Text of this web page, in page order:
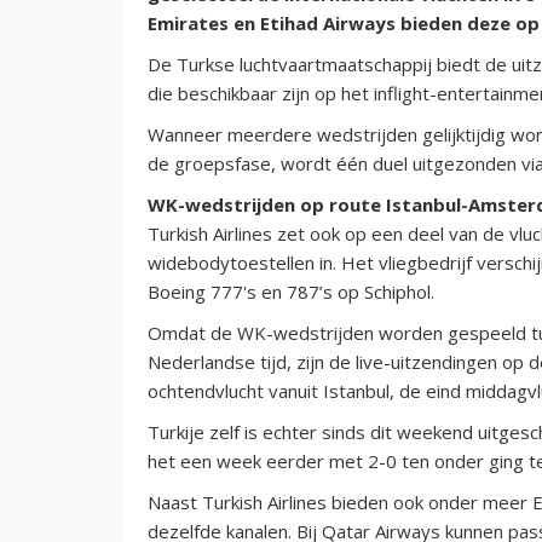
Emirates en Etihad Airways bieden deze
De Turkse luchtvaartmaatschappij biedt de
die beschikbaar zijn op het inflight-
Wanneer meerdere wedstrijden gelijktijdig
de groepsfase, wordt één duel uitgezonden
WK-wedstrijden op route Istanbul-
Turkish Airlines zet ook op een deel van de
widebodytoestellen in. Het vliegbedrijf
Boeing 777's en 787’s op Schiphol.
Omdat de WK-wedstrijden worden gespeeld
Nederlandse tijd, zijn de live-uitzendingen op
ochtendvlucht vanuit Istanbul, de eind
Turkije zelf is echter sinds dit weekend
het een week eerder met 2-0 ten onder ging
Naast Turkish Airlines bieden ook onder meer
dezelfde kanalen. Bij Qatar Airways kunnen